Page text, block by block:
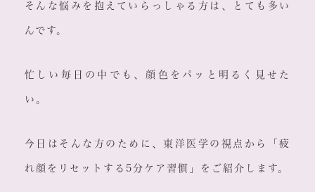
そんな悩みを抱えていらっしゃる方は、とても多い
んです。
忙しい毎日の中でも、顔色をパッと明るく見せた
い。
今日はそんな方のために、東洋医学の視点から「疲
れ顔をリセットする5分ケア習慣」をご紹介します。